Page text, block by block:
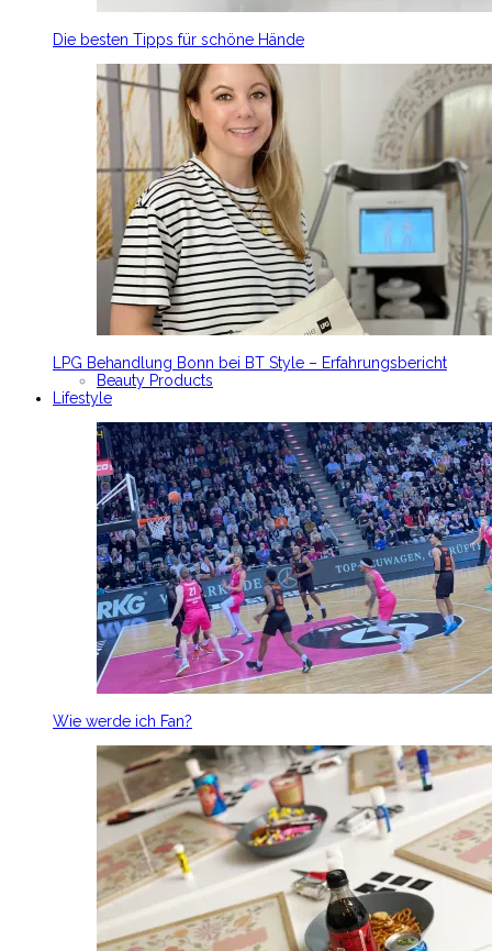
Die besten Tipps für schöne Hände
LPG Behandlung Bonn bei BT Style – Erfahrungsbericht
Beauty Products
Lifestyle
Wie werde ich Fan?